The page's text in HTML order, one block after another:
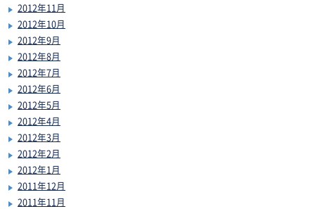
2012年11月
2012年10月
2012年9月
2012年8月
2012年7月
2012年6月
2012年5月
2012年4月
2012年3月
2012年2月
2012年1月
2011年12月
2011年11月